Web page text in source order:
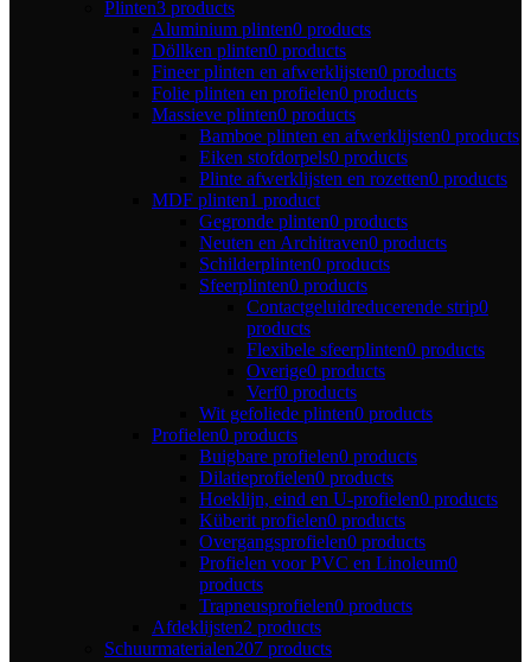
Plinten3 products
Aluminium plinten0 products
Döllken plinten0 products
Fineer plinten en afwerklijsten0 products
Folie plinten en profielen0 products
Massieve plinten0 products
Bamboe plinten en afwerklijsten0 products
Eiken stofdorpels0 products
Plinte afwerklijsten en rozetten0 products
MDF plinten1 product
Gegronde plinten0 products
Neuten en Architraven0 products
Schilderplinten0 products
Sfeerplinten0 products
Contactgeluidreducerende strip0
products
Flexibele sfeerplinten0 products
Overige0 products
Verf0 products
Wit gefoliede plinten0 products
Profielen0 products
Buigbare profielen0 products
Dilatieprofielen0 products
Hoeklijn, eind en U-profielen0 products
Küberit profielen0 products
Overgangsprofielen0 products
Profielen voor PVC en Linoleum0
products
Trapneusprofielen0 products
Afdeklijsten2 products
Schuurmaterialen207 products